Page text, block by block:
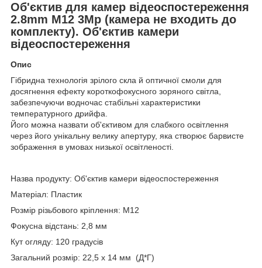
Об'єктив для камер відеоспостереження
2.8mm M12 3Mp (камера не входить до
комплекту). Об'єктив камери
відеоспостереження
Опис
Гібридна технологія зрілого скла й оптичної смоли для
досягнення ефекту короткофокусного зоряного світла,
забезпечуючи водночас стабільні характеристики
температурного дрийфа.
Його можна назвати об'єктивом для слабкого освітлення
через його унікальну велику апертуру, яка створює барвисте
зображення в умовах низької освітленості.
Назва продукту: Об'єктив камери відеоспостереження
Матеріал: Пластик
Розмір різьбового кріплення: M12
Фокусна відстань: 2,8 мм
Кут огляду: 120 градусів
Загальний розмір: 22,5 x 14 мм (Д*Г)